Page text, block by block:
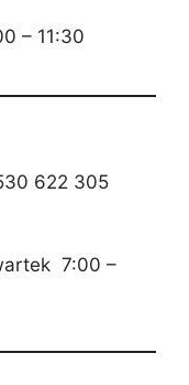
– 11:30
622 305
7:00 –